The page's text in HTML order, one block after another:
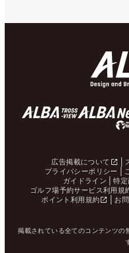
広告掲載について
プライバシーポリシー
ガイドライン
特
ゴルフ場予約サービス利用規
ポイント利用規約
お
掲載されている全てのコンテンツの